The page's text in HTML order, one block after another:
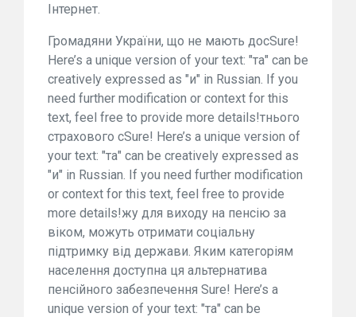
Інтернет.
Громадяни України, що не мають досSure!
Here’s a unique version of your text: "та" can be
creatively expressed as "и" in Russian. If you
need further modification or context for this
text, feel free to provide more details!тнього
страхового сSure! Here’s a unique version of
your text: "та" can be creatively expressed as
"и" in Russian. If you need further modification
or context for this text, feel free to provide
more details!жу для виходу на пенсію за
віком, можуть отримати соціальну
підтримку від держави. Яким категоріям
населення доступна ця альтернатива
пенсійного забезпечення Sure! Here’s a
unique version of your text: "та" can be